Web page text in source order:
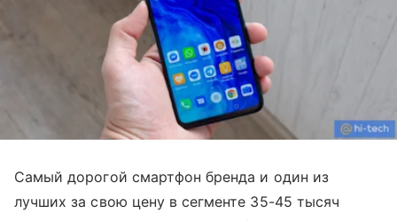
Самый дорогой смартфон бренда и один из
лучших за свою цену в сегменте 35-45 тысяч